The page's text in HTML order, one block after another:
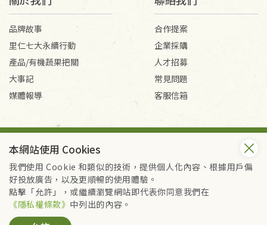
品牌故事
里仁七大永續行動
產品/有機蔬果把關
大事記
媒體報導
合作提案
企業採購
人才招募
常見問題
客服信箱
Copyright © 2026 里仁事業股份有限公司(統編：16301262) /
里仁網購股份有限公司(統編：25149752)
All Rights Reserved.
本網站使用 Cookies
我們使用 Cookie 和類似的技術，提供個人化內容、根據用戶偏
好投放廣告，以及更順暢的使用體驗。
點擊「允許」，或繼續瀏覽網站即代表你同意我們在
《隱私權條款》 中列出的內容。